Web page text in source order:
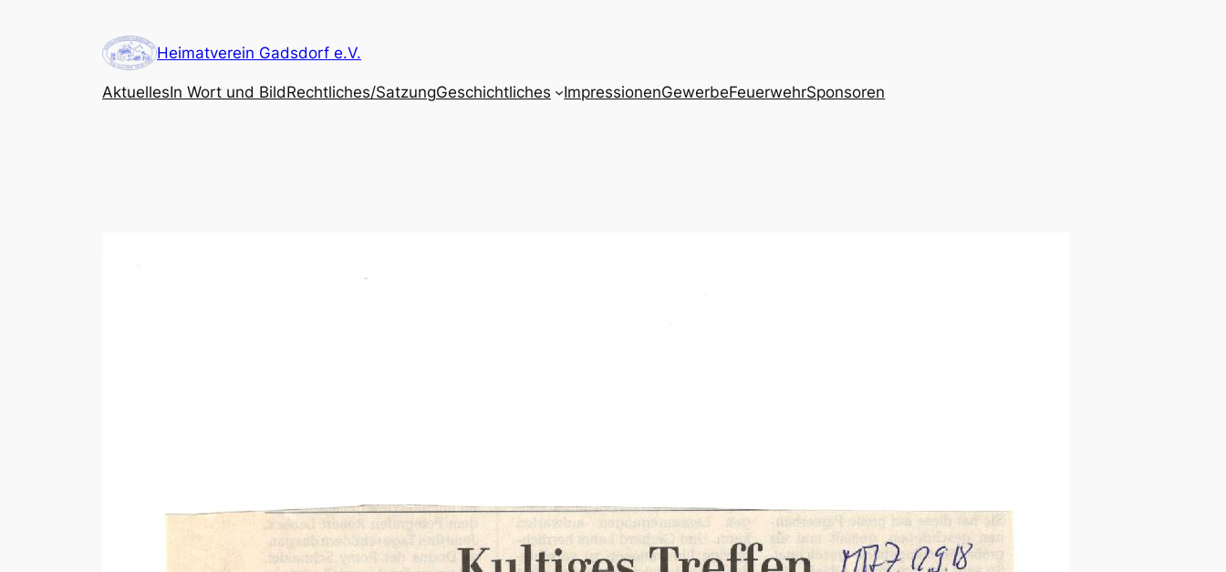
Heimatverein Gadsdorf e.V.
AktuellesIn Wort und BildRechtliches/SatzungGeschichtliches ImpressionenGewerbeFeuerwehrSponsoren